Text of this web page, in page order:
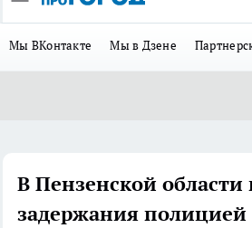
Мы ВКонтакте Мы в Дзене
В Пензенской области
задержания полицией